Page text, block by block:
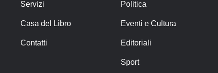
Servizi
Casa del Libro
Contatti
Politica
Eventi e Cultura
Editoriali
Sport